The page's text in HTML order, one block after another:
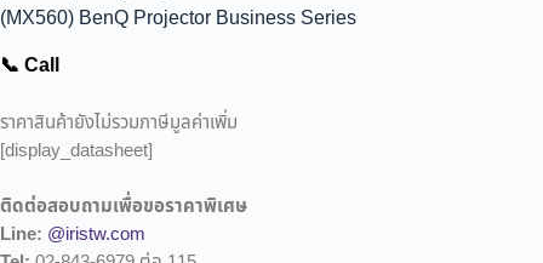
(MX560) BenQ Projector Business Series
📞 Call
ราคาสินค้ายังไม่รวมภาษีมูลค่าเพิ่ม
[display_datasheet]
ติดต่อสอบถามเพื่อขอราคาพิเศษ
Line: @iristw.com